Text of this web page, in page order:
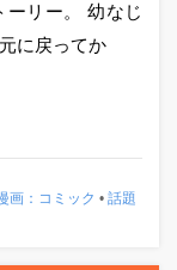
ーリー。 幼なじ
に戻ってか
画：コミック • 話題